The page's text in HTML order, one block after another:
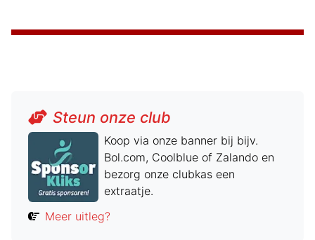
Steun onze club
Koop via onze banner bij bijv.
Bol.com, Coolblue of Zalando en
bezorg onze clubkas een
extraatje.
Meer uitleg?